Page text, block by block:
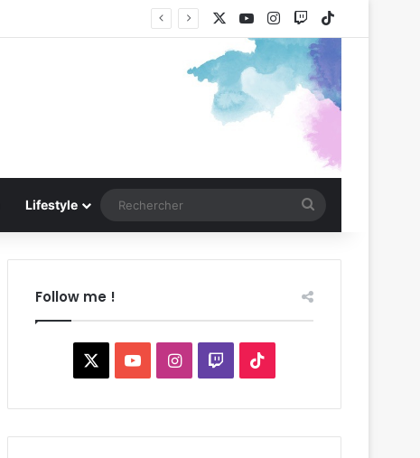
YouTubeInstagram
Twitch
Lifestyle
Follow me !
YouTubeInstagram
Twitch